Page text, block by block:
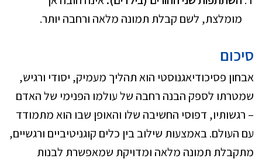
מומלצת, לשם קבלת תמונה מלאה ורחבה יותר.
סיכום
אבחון פסיכודיאגנוסטי הוא תהליך מעמיק, יסודי ורגיש,
שמטרתו לספק הבנה רחבה של עולמו הפנימי של האדם
– רגשותיו, דפוסי החשיבה שלו והאופן שבו הוא מתמודד
עם העולם. באמצעות שילוב בין כלים קוגניטיביים ורגשיים,
מתקבלת תמונה מלאה ומדויקת שמאפשרת לבנות